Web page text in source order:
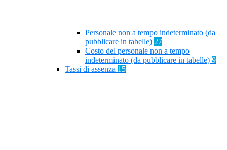
Personale non a tempo indeterminato (da
pubblicare in tabelle) 27
Costo del personale non a tempo
indeterminato (da pubblicare in tabelle) 9
Tassi di assenza 15